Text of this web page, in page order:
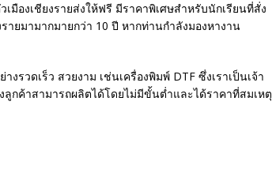
มืองเชียงรายส่งให้ฟรี มีราคาพิเศษสำหรับนักเรียนที่สั่ง
ายมามากมายกว่า 10 ปี หากท่านกำลังมองหางาน
รวดเร็ว สวยงาม เช่นเครื่องพิมพ์ DTF ซึ่งเราเป็นเจ้า
ลูกค้าสามารถผลิตได้โดยไม่มีขั้นต่ำและได้ราคาที่สมเหตุ